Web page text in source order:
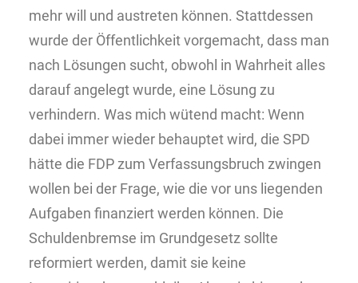
mehr will und austreten können. Stattdessen
wurde der Öffentlichkeit vorgemacht, dass man
nach Lösungen sucht, obwohl in Wahrheit alles
darauf angelegt wurde, eine Lösung zu
verhindern. Was mich wütend macht: Wenn
dabei immer wieder behauptet wird, die SPD
hätte die FDP zum Verfassungsbruch zwingen
wollen bei der Frage, wie die vor uns liegenden
Aufgaben finanziert werden können. Die
Schuldenbremse im Grundgesetz sollte
reformiert werden, damit sie keine